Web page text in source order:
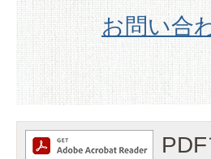
お問い合